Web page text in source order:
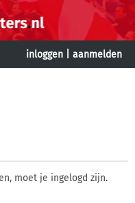
inloggen aanmelden
moet je ingelogd zijn.